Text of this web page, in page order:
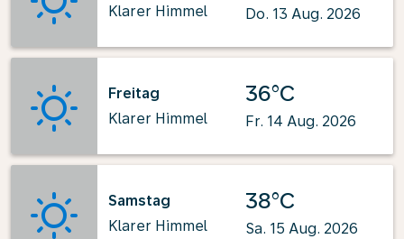
Klarer Himmel
Do. 13 Aug. 2026
Freitag
Klarer Himmel
36°C
Fr. 14 Aug. 2026
Samstag
Klarer Himmel
38°C
Sa. 15 Aug. 2026